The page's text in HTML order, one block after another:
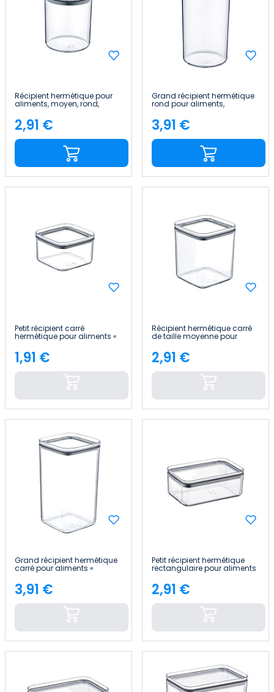
Récipient hermétique pour
aliments, moyen, rond,
Ø10.5x13cm 7house
Price
2,91 €
Grand récipient hermétique
rond pour aliments,
Ø10.5x19cm 7house
Price
3,91 €
Petit récipient carré
hermétique pour aliments «
10.5x10.5x7.5cm » 7house
Price
1,91 €
Récipient hermétique carré
de taille moyenne pour
aliments « 10.5x10.5x13cm »
7house
Price
2,91 €
Grand récipient hermétique
carré pour aliments «
10.5x10.5x19cm » 7house
Price
3,91 €
Petit récipient hermétique
rectangulaire pour aliments
« 10.5x16.5x7.5cm » 7house
Price
2,91 €